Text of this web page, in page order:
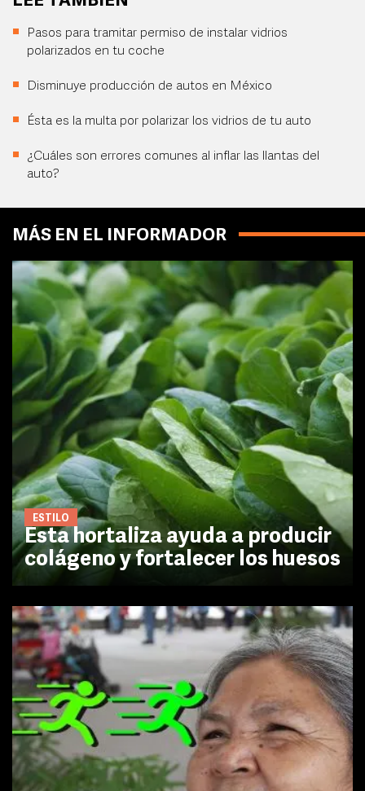
Pasos para tramitar permiso de instalar vidrios
polarizados en tu coche
Disminuye producción de autos en México
Ésta es la multa por polarizar los vidrios de tu auto
¿Cuáles son errores comunes al inflar las llantas del
auto?
MÁS EN EL INFORMADOR
ESTILO
Esta hortaliza ayuda a producir
colágeno y fortalecer los huesos